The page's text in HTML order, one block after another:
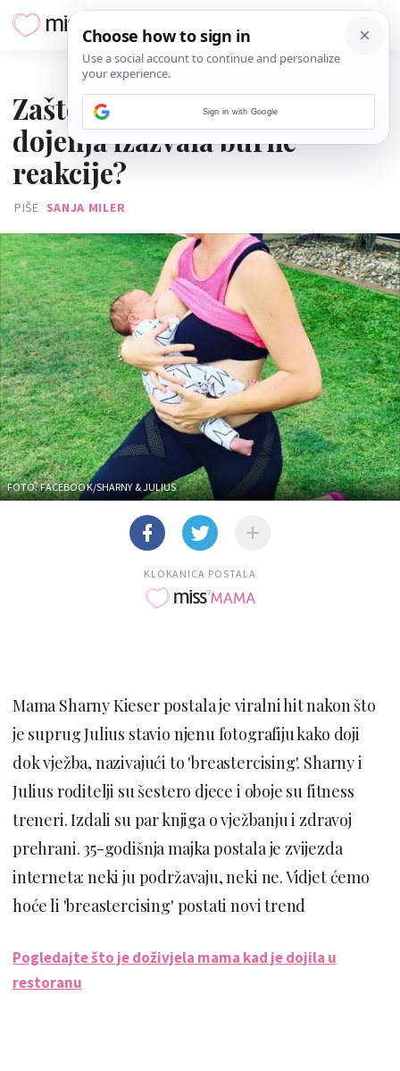
Zašto je ova fotografija
dojenja izazvala burne
reakcije?
PIŠE SANJA MILER
FOTO: FACEBOOK/SHARNY & JULIUS
KLOKANICA POSTALA
Mama Sharny Kieser postala je viralni hit nakon što
je suprug Julius stavio njenu fotografiju kako doji
dok vježba, nazivajući to 'breastercising'. Sharny i
Julius roditelji su šestero djece i oboje su fitness
treneri. Izdali su par knjiga o vježbanju i zdravoj
prehrani. 35-godišnja majka postala je zvijezda
interneta: neki ju podržavaju, neki ne. Vidjet ćemo
hoće li 'breastercising' postati novi trend
Pogledajte što je doživjela mama kad je dojila u
restoranu
Sign in with Google